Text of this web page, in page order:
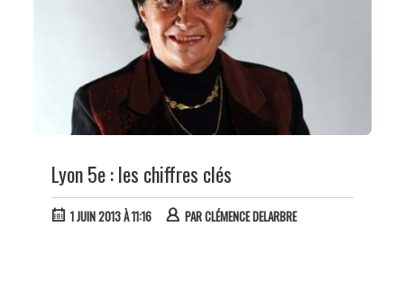
Lyon 5e : les chiffres clés
1 JUIN 2013 À 11:16 PARCLÉMENCE DELARBRE